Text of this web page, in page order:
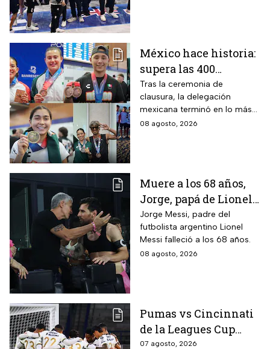
México hace historia:
supera las 400
medallas en los
Juegos
Centroamericanos
2026 e impone récords
Tras la ceremonia de
clausura, la delegación
mexicana terminó en lo más
alto del medallero
08 agosto, 2026
Muere a los 68 años,
Jorge, papá de Lionel
Messi
Jorge Messi, padre del
futbolista argentino Lionel
Messi falleció a los 68 años.
08 agosto, 2026
Pumas vs Cincinnati
de la Leagues Cup
2026 es pospuesto
07 agosto, 2026